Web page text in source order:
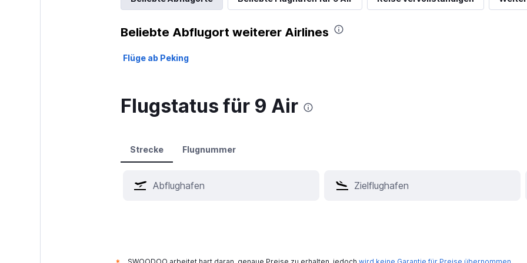
Beliebte Abflugort weiterer Airlines
Flüge ab Peking
Flugstatus für 9 Air
Strecke Flugnummer
SWOODOO arbeitet hart daran, genaue Preise zu erhalten, jedoch wird keine Garantie für Preise übernommen